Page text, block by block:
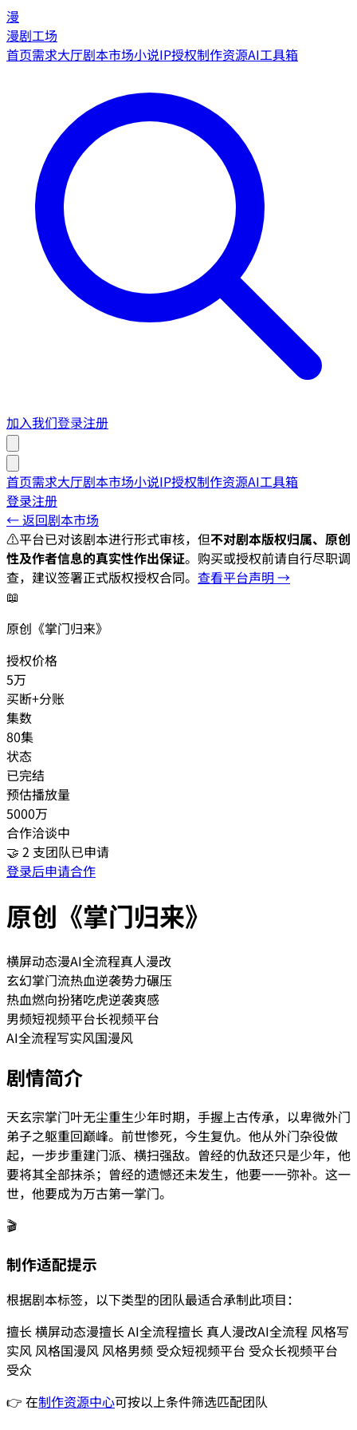
漫
漫剧工场
首页需求大厅剧本市场小说IP授权制作资源AI工具箱
加入我们登录注册
首页需求大厅剧本市场小说IP授权制作资源AI工具箱
登录注册
← 返回剧本市场
⚠️平台已对该剧本进行形式审核，但不对剧本版权归属、原创
性及作者信息的真实性作出保证。购买或授权前请自行尽职调
查，建议签署正式版权授权合同。 查看平台声明 →
📖
原创《掌门归来》
授权价格
5万
买断+分账
集数
80集
状态
已完结
预估播放量
5000万
合作洽谈中
🤝 2 支团队已申请
登录后申请合作
原创《掌门归来》
横屏动态漫AI全流程真人漫改
玄幻掌门流热血逆袭势力碾压
热血燃向扮猪吃虎逆袭爽感
男频短视频平台长视频平台
AI全流程写实风国漫风
剧情简介
天玄宗掌门叶无尘重生少年时期，手握上古传承，以卑微外门
弟子之躯重回巅峰。前世惨死，今生复仇。他从外门杂役做
起，一步步重建门派、横扫强敌。曾经的仇敌还只是少年，他
要将其全部抹杀；曾经的遗憾还未发生，他要一一弥补。这一
世，他要成为万古第一掌门。
🎬
制作适配提示
根据剧本标签，以下类型的团队最适合承制此项目：
擅长横屏动态漫擅长AI全流程擅长 真人漫改AI全流程 风格写
实风 风格国漫风 风格男频 受众短视频平台 受众长视频平台
受众
👉 在制作资源中心可按以上条件筛选匹配团队